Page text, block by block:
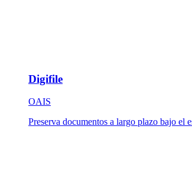
Digifile
OAIS
Preserva documentos a largo plazo bajo el